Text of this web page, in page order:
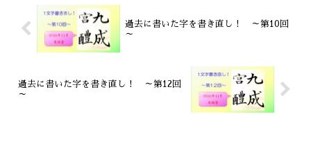
過去に書いた字を書き直し！ ～第10回
～
過去に書いた字を書き直し！ ～第12回
～